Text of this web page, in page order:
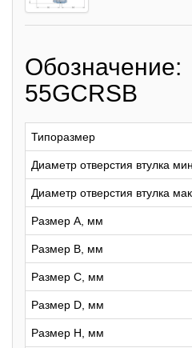
55GCRSB
Типоразмер
Диаметр отверстия втулка
Диаметр отверстия втулка
Размер A, мм
Размер B, мм
Размер C, мм
Размер D, мм
Размер H, мм